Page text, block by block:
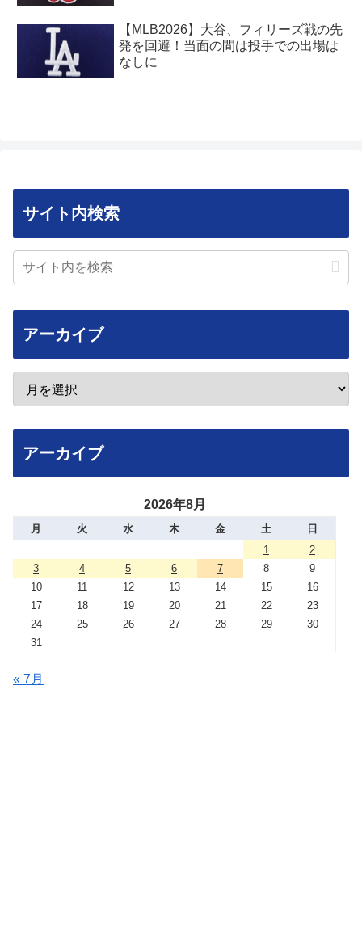
【MLB2026】大谷、フィリーズ戦の先
発を回避！当面の間は投手での出場は
なしに
サイト内検索
アーカイブ
アーカイブ
2026年8月
月 火 水 木 金 土
日
1
2
3
4 5 6 7 8
9
10
11 12 13 14 15
16
17
18 19 20 21 22
23
24
25 26 27 28 29
30
31
« 7月